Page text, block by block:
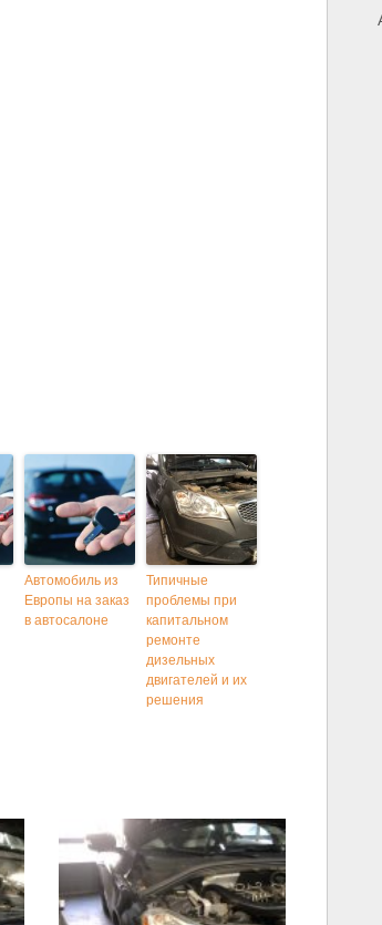
Автомобиль из
Европы на заказ
в автосалоне
Типичные
проблемы при
капитальном
ремонте
дизельных
двигателей и их
решения